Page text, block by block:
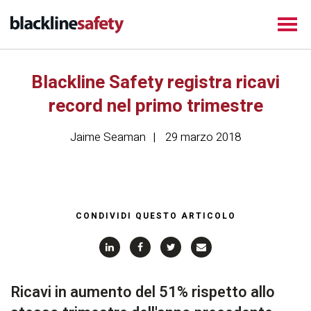
Blackline Safety registra ricavi
record nel primo trimestre
Jaime Seaman 29 marzo 2018
CONDIVIDI QUESTO ARTICOLO
Ricavi in aumento del 51% rispetto allo